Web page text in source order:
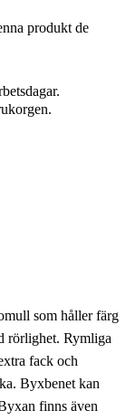
produkt de
som håller färg
rörlighet. Rymliga
fack och
Byxbenet kan
finns även